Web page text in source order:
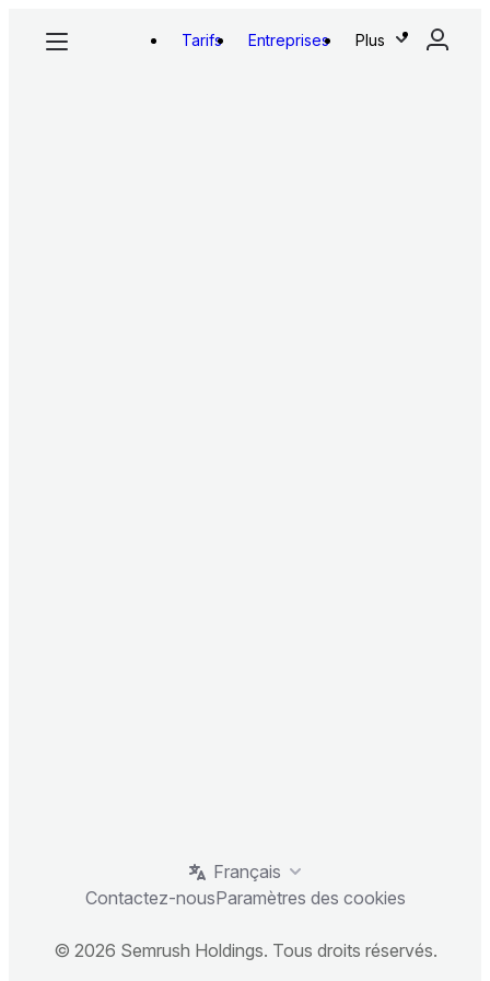
Tarifs Entreprises Plus
Français
Contactez-nousParamètres des cookies
© 2026 Semrush Holdings. Tous droits réservés.